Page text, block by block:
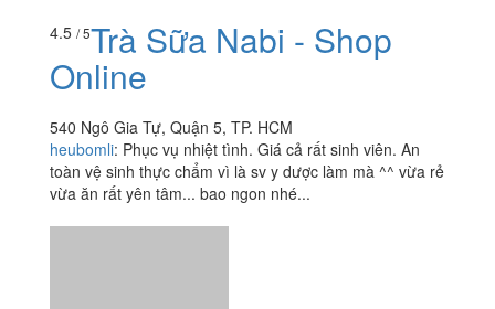
4.5 / 5Trà Sữa Nabi - Shop
Online